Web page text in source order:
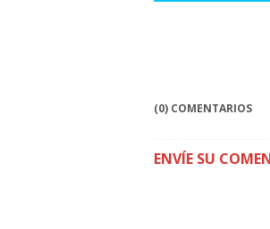
(0) COMENTARIOS
ENVÍE SU